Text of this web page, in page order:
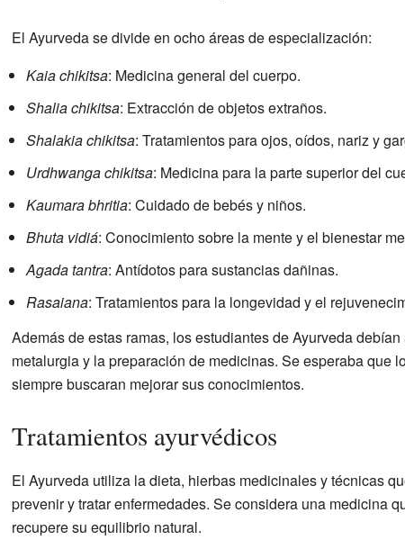
El Ayurveda se divide en ocho áreas de especialización:
Kaia chikitsa: Medicina general del cuerpo.
Shalia chikitsa: Extracción de objetos extraños.
Shalakia chikitsa: Tratamientos para ojos, oídos, nariz y
Urdhwanga chikitsa: Medicina para la parte superior del
Kaumara bhritia: Cuidado de bebés y niños.
Bhuta vidiá: Conocimiento sobre la mente y el bienestar
Agada tantra: Antídotos para sustancias dañinas.
Rasaiana: Tratamientos para la longevidad y el
Además de estas ramas, los estudiantes de Ayurveda
metalurgia y la preparación de medicinas. Se esperaba que
siempre buscaran mejorar sus conocimientos.
Tratamientos ayurvédicos
El Ayurveda utiliza la dieta, hierbas medicinales y técnicas
prevenir y tratar enfermedades. Se considera una medicina
recupere su equilibrio natural.